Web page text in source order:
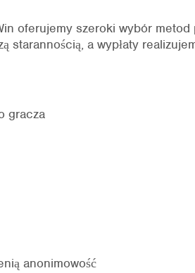
oferujemy szeroki wybór metod
a wypłaty
gracza
anonimowość